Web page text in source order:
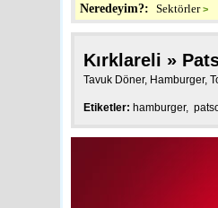
Neredeyim?: Sektörler>
Kırklareli »
Tavuk Döner, Hamburger,
Etiketler: hamburger,